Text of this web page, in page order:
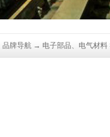
品牌导航 → 电子部品、电气材料